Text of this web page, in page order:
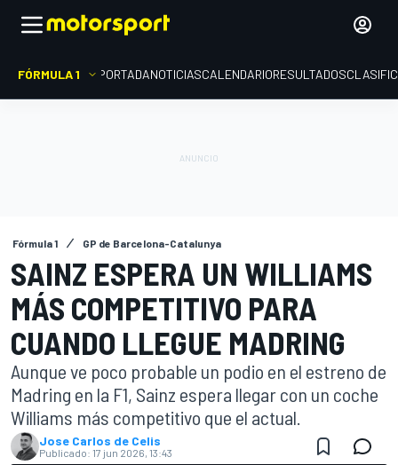
FÓRMULA 1 PORTADANOTICIASCALENDARIORESULTADOS
Fórmula 1 GP de Barcelona-Catalunya
SAINZ ESPERA UN WILLIAMS
MÁS COMPETITIVO PARA
CUANDO LLEGUE MADRING
Aunque ve poco probable un podio en el estreno de
Madring en la F1, Sainz espera llegar con un coche
Williams más competitivo que el actual.
Jose Carlos de Celis
Publicado: 17 jun 2026, 13:43